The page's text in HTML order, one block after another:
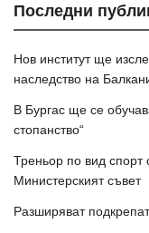
Последни
Нов институт ще
наследство на
В Бургас ще се
стопанство“
Треньор по вид
Министерският съвет
Разширяват